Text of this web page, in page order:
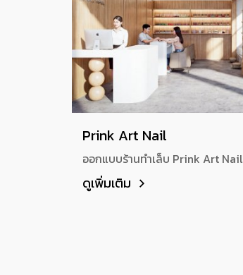
Prink Art Nail
ออกแบบร้านทำเล็บ Prink Art Nail
ดูเพิ่มเติม